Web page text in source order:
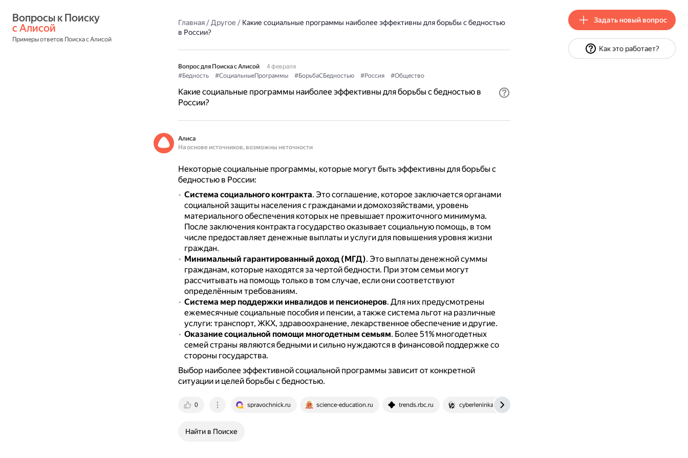
с Алисой
Примеры ответов Поиска с Алисой
Главная/Другое / Какие социальные программы наиболее эффективны для борьбы с бедностью
в России?
Вопрос для Поиска с Алисой
4 февраля
#Бедность
#СоциальныеПрограммы #БорьбаСБедностью #Россия #Общество
Какие социальные программы наиболее эффективны для борьбы с бедностью в
России?
Алиса
На основе источников, возможны неточности
Некоторые социальные программы, которые могут быть эффективны для борьбы с
бедностью в России:
Система социального контракта. Это соглашение, которое заключается органами
социальной защиты населения с гражданами и домохозяйствами, уровень
материального обеспечения которых не превышает прожиточного минимума.
После заключения контракта государство оказывает социальную помощь, в том
числе предоставляет денежные выплаты и услуги для повышения уровня жизни
граждан.
Минимальный гарантированный доход (МГД). Это выплаты денежной суммы
гражданам, которые находятся за чертой бедности. При этом семьи могут
рассчитывать на помощь только в том случае, если они соответствуют
определённым требованиям.
Система мер поддержки инвалидов и пенсионеров. Для них предусмотрены
ежемесячные социальные пособия и пенсии, а также система льгот на различные
услуги: транспорт, ЖКХ, здравоохранение, лекарственное обеспечение и другие.
Оказание социальной помощи многодетным семьям. Более 51% многодетных
семей страны являются бедными и сильно нуждаются в финансовой поддержке со
стороны государства.
Выбор наиболее эффективной социальной программы зависит от конкретной
ситуации и целей борьбы с бедностью.
0 spravochnick.ru science-education.ru trends.rbc.ru cyberleninka.ru
Найти в Поиске
Задать новый вопрос
Как это работает?